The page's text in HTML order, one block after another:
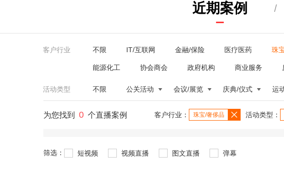
近期案例 /
客户行业 不限 IT/互联网 金融/保险 医疗医药 珠
能源化工 协会商会 政府机构 商业服务
活动类型 不限 公关活动 会议/展览 庆典/仪式 运
为您找到 0 个直播案例 客户行业： 珠宝/奢侈品 活动类型：
筛选： 短视频 视频直播 图文直播 弹幕